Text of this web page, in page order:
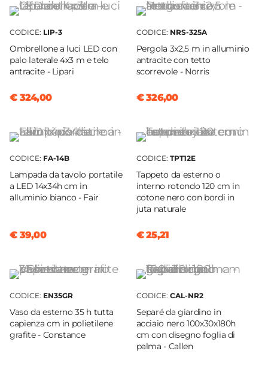
Materiale Seduta
Colore Seduta
Blu pavone
Materiale Struttura
Portata Massima
Colore Struttura
Trattamento
Antiruggine
Verniciatura
Verniciatura a polvere epossidica
Impilabile
Assemblato
CODICE: LIP-3
Ombrellone a luci LED con
palo laterale 4x3 m e telo
antracite - Lipari
€ 324,00
CODICE: NRS-325A
Pergola 3x2,5 m in alluminio
antracite con tetto
scorrevole - Norris
€ 326,00
CODICE: FA-14B
Lampada da tavolo portatile
a LED 14x34h cm in
alluminio bianco - Fair
€ 39,00
CODICE: TPT12E
Tappeto da esterno o
interno rotondo 120 cm in
cotone nero con bordi in
juta naturale
€ 25,21
CODICE: EN35GR
Vaso da esterno 35 h tutta
capienza cm in polietilene
grafite - Constance
CODICE: CAL-NR2
Separé da giardino in
acciaio nero 100x30x180h
cm con disegno foglia di
palma - Callen